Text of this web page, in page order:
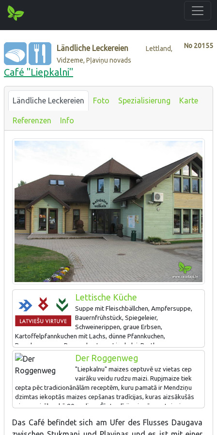
No 20155
Ländliche Leckereien
Lettland,
Vidzeme, Pļaviņu novads
Café "Liepkalni"
Ländliche Leckereien Foto Spezialisierung Karte
Referenzen Info
Lettische Küche
Suppe mit Fleischbällchen, Ampfersuppe,
Bauernfrühstück, Spiegeleier,
Schweinerippen, graue Erbsen,
Kartoffelpfannkuchen mit Lachs, dünne Pfannkuchen,
Brombeercreme, Roggenbrot von Liepkalni, Brotkwass.
Der Roggenweg
"Liepkalnu" maizes ceptuvē uz vietas cep
vairāku veidu rudzu maizi. Rupjmaize tiek
cepta pēc tradicionānālām receptēm, kuru pamatā ir Mendziņu
dzimtas iekoptās maizes cepšanas tradīcijas, kuras aizsākušās
pirms vairāk nekā 80 gadiem. Šīs tradīcijas ir pārmantojusi
pielietot. Informācija no maizes ceptuvi "Liepkalni" - Maizes
Das Café befindet sich am Ufer des Flusses Daugava